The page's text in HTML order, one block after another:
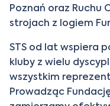
Poznań oraz Ruchu
strojach z logiem
STS od lat wspiera
kluby z wielu
wszystkim
Prowadząc